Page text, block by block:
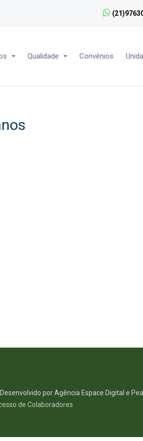
Qualidade Convênios
por Agência Espace Digital e
de Colaboradores